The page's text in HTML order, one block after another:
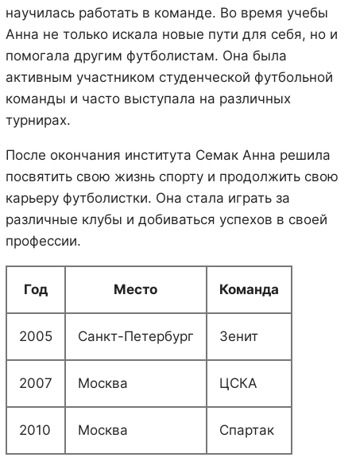
научилась работать в команде. Во время учебы
Анна не только искала новые пути для себя, но и
помогала другим футболистам. Она была
активным участником студенческой футбольной
команды и часто выступала на различных
турнирах.
После окончания института Семак Анна решила
посвятить свою жизнь спорту и продолжить свою
карьеру футболистки. Она стала играть за
различные клубы и добиваться успехов в своей
профессии.
Год Место Команда
2005 Санкт-Петербург Зенит
2007 Москва ЦСКА
2010 Москва Спартак